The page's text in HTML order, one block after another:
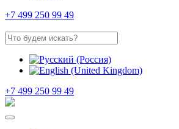
+7 499 250 99 49
+7 499 250 99 49